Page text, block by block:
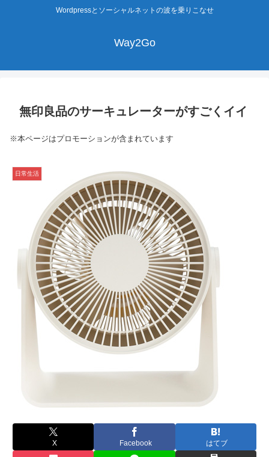
Wordpressとソーシャルネットの波を乗りこなせ
Way2Go
無印良品のサーキュレーターがすごくイイ
※本ページはプロモーションが含まれています
日常生活
X Facebook はてブ